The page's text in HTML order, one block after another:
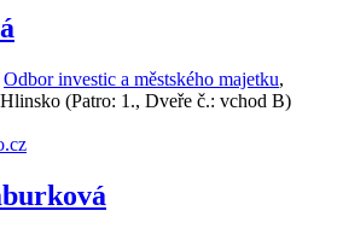
Odbor investic a městského majetku,
(Patro: 1., Dveře č.: vchod B)